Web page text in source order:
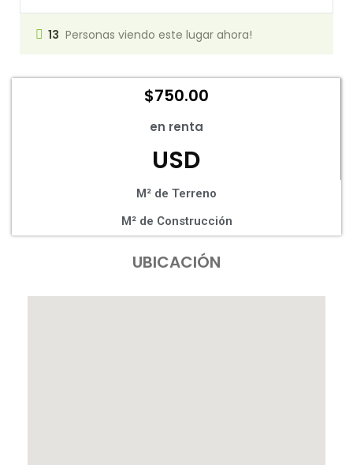
13 Personas viendo este lugar ahora!
$750.00
en renta
USD
M² de Terreno
M² de Construcción
UBICACIÓN